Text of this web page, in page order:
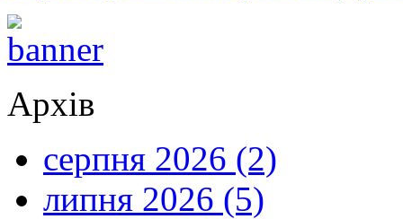
Архів
серпня 2026 (2)
липня 2026 (5)